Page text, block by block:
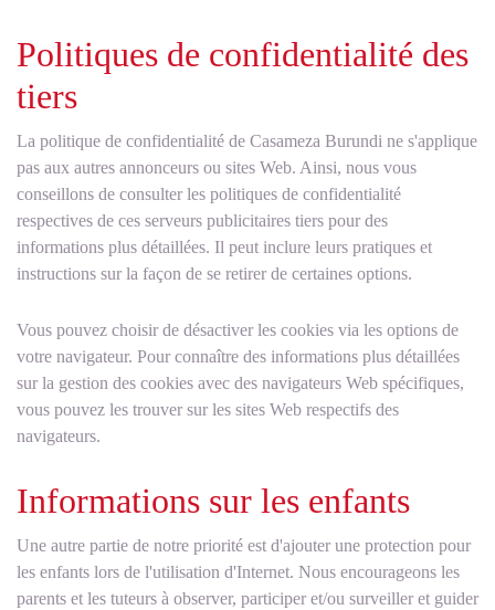
Politiques de confidentialité des
tiers
La politique de confidentialité de Casameza Burundi ne s'applique
pas aux autres annonceurs ou sites Web. Ainsi, nous vous
conseillons de consulter les politiques de confidentialité
respectives de ces serveurs publicitaires tiers pour des
informations plus détaillées. Il peut inclure leurs pratiques et
instructions sur la façon de se retirer de certaines options.
Vous pouvez choisir de désactiver les cookies via les options de
votre navigateur. Pour connaître des informations plus détaillées
sur la gestion des cookies avec des navigateurs Web spécifiques,
vous pouvez les trouver sur les sites Web respectifs des
navigateurs.
Informations sur les enfants
Une autre partie de notre priorité est d'ajouter une protection pour
les enfants lors de l'utilisation d'Internet. Nous encourageons les
parents et les tuteurs à observer, participer et/ou surveiller et guider